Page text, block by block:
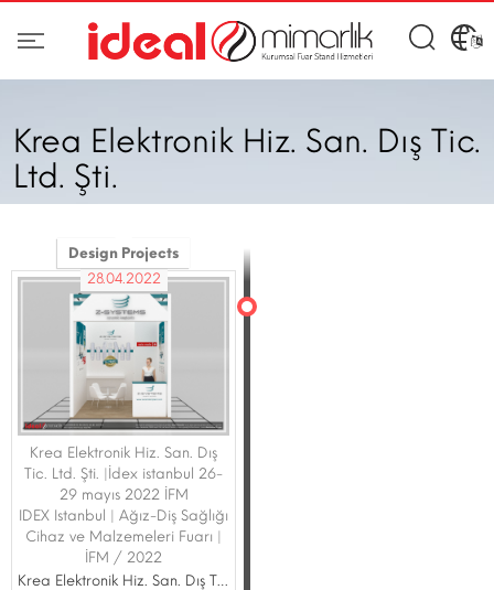
Krea Elektronik Hiz. San. Dış Tic.
Ltd. Şti.
Design Projects
28.04.2022
Krea Elektronik Hiz. San. Dış
Tic. Ltd. Şti. |İdex istanbul 26-
29 mayıs 2022 İFM
IDEX Istanbul | Ağız-Diş Sağlığı
Cihaz ve Malzemeleri Fuarı |
İFM / 2022
Krea Elektronik Hiz. San. Dış Tic. Ltd. Şti.